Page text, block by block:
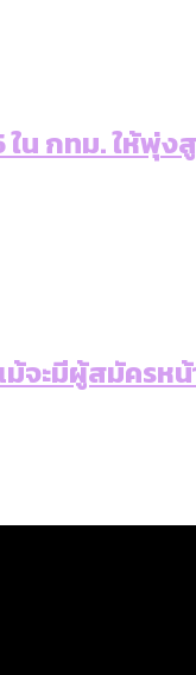
ใน กทม. ให้พุ่ง
ม้จะมีผู้สมัค